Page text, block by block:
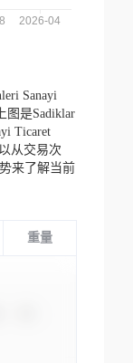
Sanayi
上图是Sadiklar
Ticaret
从交易次
来了解当前
重量